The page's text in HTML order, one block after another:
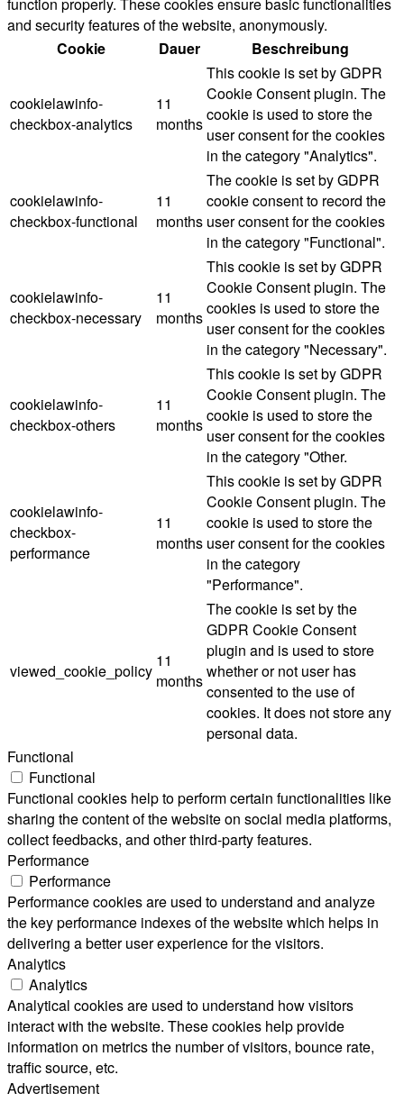
and security features of the website, anonymously.
Cookie
Dauer Beschreibung
cookielawinfo-
checkbox-analytics
11
months
This cookie is set by GDPR
Cookie Consent plugin. The
cookie is used to store the
user consent for the cookies
in the category "Analytics".
cookielawinfo-
checkbox-functional
11
months
The cookie is set by GDPR
cookie consent to record the
user consent for the cookies
in the category "Functional".
cookielawinfo-
checkbox-necessary
11
months
This cookie is set by GDPR
Cookie Consent plugin. The
cookies is used to store the
user consent for the cookies
in the category "Necessary".
cookielawinfo-
checkbox-others
11
months
This cookie is set by GDPR
Cookie Consent plugin. The
cookie is used to store the
user consent for the cookies
in the category "Other.
cookielawinfo-
checkbox-
performance
11
months
This cookie is set by GDPR
Cookie Consent plugin. The
cookie is used to store the
user consent for the cookies
in the category
"Performance".
viewed_cookie_policy
11
months
The cookie is set by the
GDPR Cookie Consent
plugin and is used to store
whether or not user has
consented to the use of
cookies. It does not store any
personal data.
Functional
Functional
Functional cookies help to perform certain functionalities like
sharing the content of the website on social media platforms,
collect feedbacks, and other third-party features.
Performance
Performance
Performance cookies are used to understand and analyze
the key performance indexes of the website which helps in
delivering a better user experience for the visitors.
Analytics
Analytics
Analytical cookies are used to understand how visitors
interact with the website. These cookies help provide
information on metrics the number of visitors, bounce rate,
traffic source, etc.
Advertisement